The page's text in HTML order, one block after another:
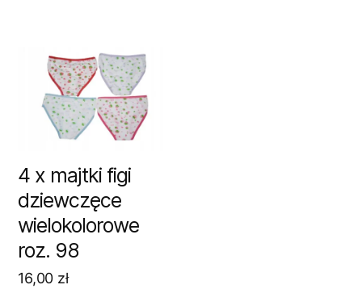
4 x majtki figi
dziewczęce
wielokolorowe
roz. 98
16,00 zł